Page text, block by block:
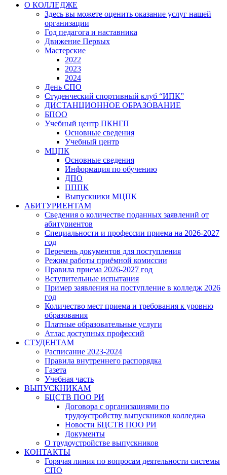
О КОЛЛЕДЖЕ
Здесь вы можете оценить оказание услуг нашей
организации
Год педагога и наставника
Движение Первых
Мастерские
2022
2023
2024
День СПО
Студенческий спортивный клуб “ИПК”
ДИСТАНЦИОННОЕ ОБРАЗОВАНИЕ
БПОО
Учебный центр ПКНГП
Основные сведения
Учебный центр
МЦПК
Основные сведения
Информация по обучению
ДПО
ПППК
Выпускники МЦПК
АБИТУРИЕНТАМ
Сведения о количестве поданных заявлений от
абитуриентов
Специальности и профессии приема на 2026-2027
год
Перечень документов для поступления
Режим работы приёмной комиссии
Правила приема 2026-2027 год
Вступительные испытания
Пример заявления на поступление в колледж 2026
год
Количество мест приема и требования к уровню
образования
Платные образовательные услуги
Атлас доступных профессий
СТУДЕНТАМ
Расписание 2023-2024
Правила внутреннего распорядка
Газета
Учебная часть
ВЫПУСКНИКАМ
БЦСТВ ПОО РИ
Договора с организациями по
трудоустройству выпускников колледжа
Новости БЦСТВ ПОО РИ
Документы
О трудоустройстве выпускников
КОНТАКТЫ
Горячая линия по вопросам деятельности системы
СПО